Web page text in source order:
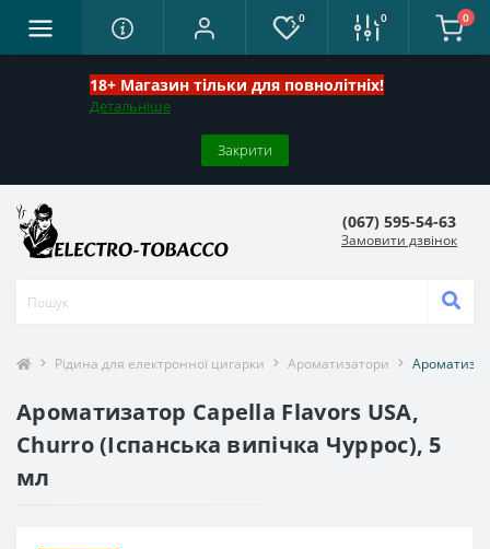
18+ Магазин тільки для повнолітніх!
Детальніше
Закрити
0 0 0
(067) 595-54-63
Замовити дзвінок
Рідина для електронної цигарки Ароматизатори
Ароматизатор Capella Flavors USA,
Churro (Іспанська випічка Чуррос), 5
мл